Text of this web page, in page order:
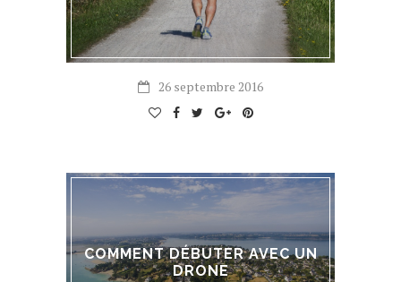
26 septembre 2016
COMMENT DÉBUTER AVEC UN
DRONE